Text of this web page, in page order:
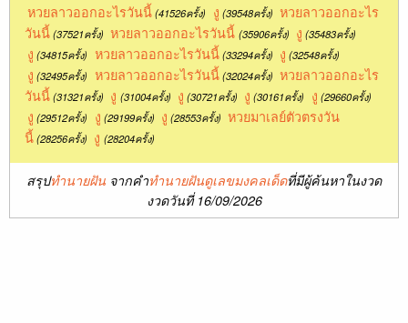
หวยลาวออกอะไรวันนี้ (41526ครั้ง) งู (39548ครั้ง) หวยลาวออกอะไร
วันนี้(37521ครั้ง) หวยลาวออกอะไรวันนี้ (35906ครั้ง) งู (35483ครั้ง)
งู (34815ครั้ง) หวยลาวออกอะไรวันนี้ (33294ครั้ง) งู (32548ครั้ง)
งู (32495ครั้ง) หวยลาวออกอะไรวันนี้ (32024ครั้ง) หวยลาวออกอะไร
วันนี้(31321ครั้ง) งู (31004ครั้ง) งู (30721ครั้ง) งู (30161ครั้ง) งู (29660ครั้ง)
งู (29512ครั้ง) งู (29199ครั้ง) งู (28553ครั้ง) หวยมาเลย์ตัวตรงวัน
นี้(28256ครั้ง) งู (28204ครั้ง)
สรุปทำนายฝัน จากคำทำนายฝันดูเลขมงคลเด็ดที่มีผู้ค้นหาในงวด
งวดวันที่ 16/09/2026